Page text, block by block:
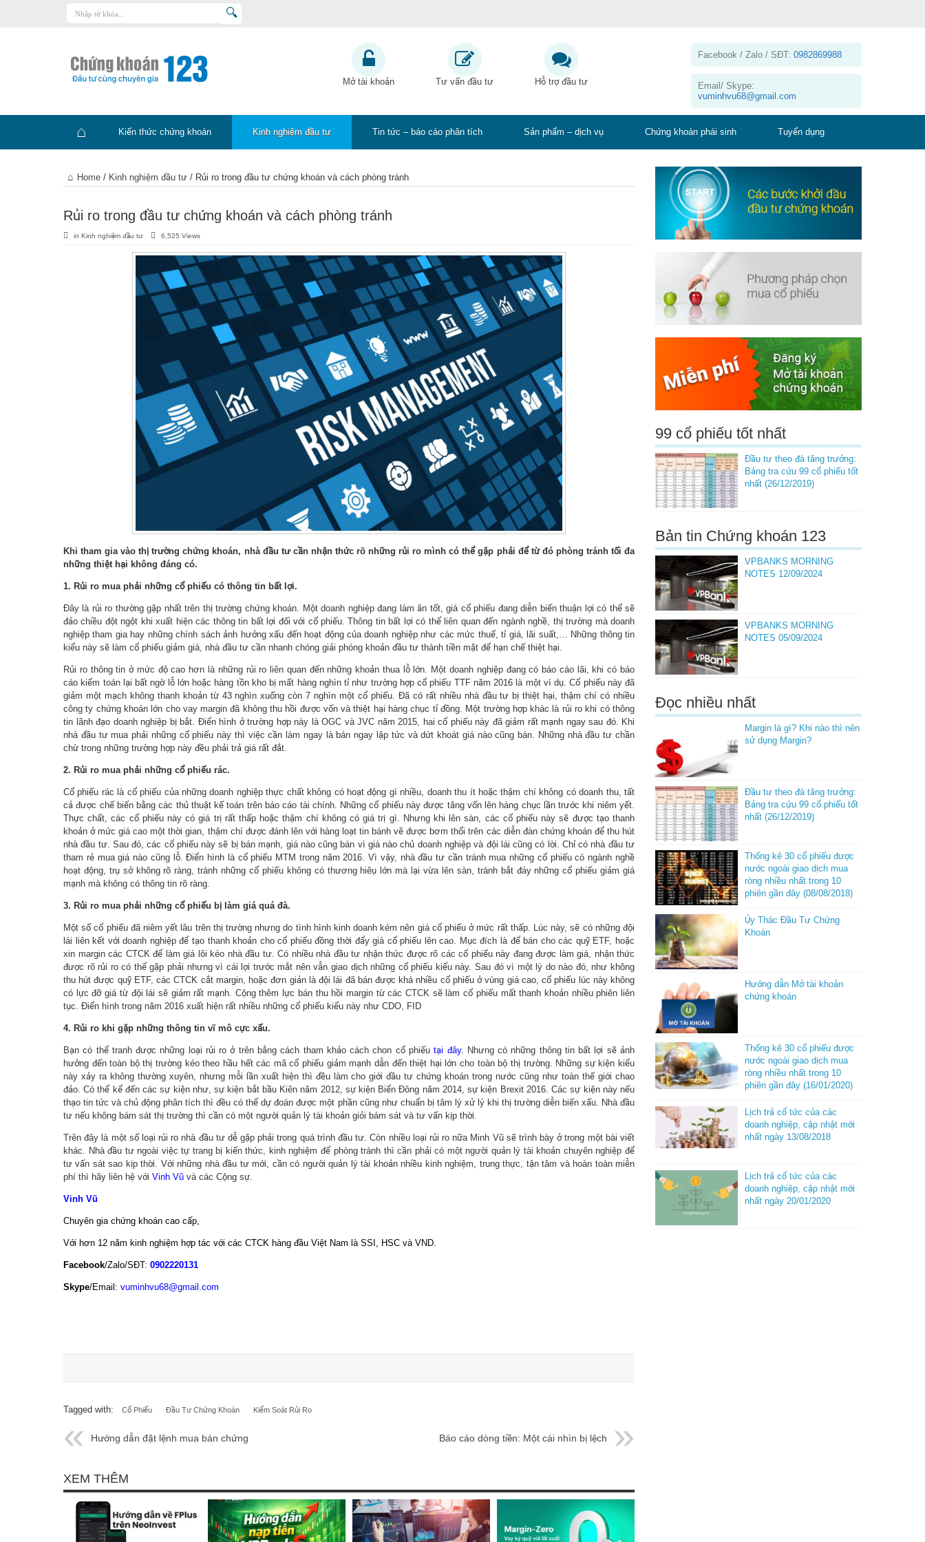
Trang chủ
Kiến thức chứng khoán
Tin tức – báo cáo phân tích
Sản phẩm – dịch vụ
Mở tài khoản Tư vấn đầu tư Hỗ trợ đầu tư
Facebook / Zalo / SĐT: 0982869988
Email/ Skype:
vuminhvu68@gmail.com
Trang
chủ
Kiến thức chứng khoán Kinh nghiệm đầu tư Tin tức – báo cáo phân tích Sản phẩm – dịch vụ Chứng khoán phái sinh Tuyển dụng
Home / Kinh nghiệm đầu tư / Rủi ro trong đầu tư chứng khoán và cách phòng tránh
Rủi ro trong đầu tư chứng khoán và cách phòng tránh
in Kinh nghiệm đầu tư 6,525 Views
Khi tham gia vào thị trường chứng khoán, nhà đầu tư cần nhận thức rõ những rủi ro mình có thể gặp phải để từ đó phòng tránh tối đa
những thiệt hại không đáng có.
1. Rủi ro mua phải những cổ phiếu có thông tin bất lợi.
Đây là rủi ro thường gặp nhất trên thị trường chứng khoán. Một doanh nghiệp đang làm ăn tốt, giá cổ phiếu đang diễn biến thuận lợi có thể sẽ
đảo chiều đột ngột khi xuất hiện các thông tin bất lợi đối với cổ phiếu. Thông tin bất lợi có thể liên quan đến ngành nghề, thị trường mà doanh
nghiệp tham gia hay những chính sách ảnh hưởng xấu đến hoạt động của doanh nghiệp như các mức thuế, tỉ giá, lãi suất,… Những thông tin
kiểu này sẽ làm cổ phiếu giảm giá, nhà đầu tư cần nhanh chóng giải phóng khoản đầu tư thành tiền mặt để hạn chế thiệt hại.
Rủi ro thông tin ở mức độ cao hơn là những rủi ro liên quan đến những khoản thua lỗ lớn. Một doanh nghiệp đang có báo cáo lãi, khi có báo
cáo kiểm toán lại bất ngờ lỗ lớn hoặc hàng tồn kho bị mất hàng nghìn tỉ như trường hợp cổ phiếu TTF năm 2016 là một ví dụ. Cổ phiếu này đã
giảm một mạch không thanh khoản từ 43 nghìn xuống còn 7 nghìn một cổ phiếu. Đã có rất nhiều nhà đầu tư bị thiệt hại, thậm chí có nhiều
công ty chứng khoán lớn cho vay margin đã không thu hồi được vốn và thiệt hại hàng chục tỉ đồng. Một trường hợp khác là rủi ro khi có thông
tin lãnh đạo doanh nghiệp bị bắt. Điển hình ở trường hợp này là OGC và JVC năm 2015, hai cổ phiếu này đã giảm rất mạnh ngay sau đó. Khi
nhà đầu tư mua phải những cổ phiếu này thì việc cần làm ngay là bán ngay lập tức và dứt khoát giá nào cũng bán. Những nhà đầu tư chần
chừ trong những trường hợp này đều phải trả giá rất đắt.
2. Rủi ro mua phải những cổ phiếu rác.
Cổ phiếu rác là cổ phiếu của những doanh nghiệp thực chất không có hoạt động gì nhiều, doanh thu ít hoặc thậm chí không có doanh thu, tất
cả được chế biến bằng các thủ thuật kế toán trên báo cáo tài chính. Những cổ phiếu này được tăng vốn lên hàng chục lần trước khi niêm yết.
Thực chất, các cổ phiếu này có giá trị rất thấp hoặc thậm chí không có giá trị gì. Nhưng khi lên sàn, các cổ phiếu này sẽ được tạo thanh
khoản ở mức giá cao một thời gian, thậm chí được đánh lên với hàng loạt tin bánh vẽ được bơm thổi trên các diễn đàn chứng khoán để thu hút
nhà đầu tư. Sau đó, các cổ phiếu này sẽ bị bán mạnh, giá nào cũng bán vì giá nào chủ doanh nghiệp và đội lái cũng có lời. Chỉ có nhà đầu tư
tham rẻ mua giá nào cũng lỗ. Điển hình là cổ phiếu MTM trong năm 2016. Vì vậy, nhà đầu tư cần tránh mua những cổ phiếu có ngành nghề
hoạt động, trụ sở không rõ ràng, tránh những cổ phiếu không có thương hiêụ lớn mà lại vừa lên sàn, tránh bắt đáy những cổ phiếu giảm giá
mạnh mà không có thông tin rõ ràng.
3. Rủi ro mua phải những cổ phiếu bị làm giá quá đà.
Một số cổ phiếu đã niêm yết lâu trên thị trường nhưng do tình hình kinh doanh kém nên giá cổ phiếu ở mức rất thấp. Lúc này, sẽ có những đội
lái liên kết với doanh nghiệp để tạo thanh khoản cho cổ phiếu đồng thời đẩy giá cổ phiếu lên cao. Mục đích là để bán cho các quỹ ETF, hoặc
xin margin các CTCK để làm giá lôi kéo nhà đầu tư. Có nhiều nhà đầu tư nhận thức được rõ các cổ phiếu này đang được làm giá, nhận thức
được rõ rủi ro có thể gặp phải nhưng vì cái lợi trước mắt nên vẫn giao dịch những cổ phiếu kiểu này. Sau đó vì một lý do nào đó, như không
thu hút được quỹ ETF, các CTCK cắt margin, hoặc đơn giản là đội lái đã bán được khá nhiều cổ phiếu ở vùng giá cao, cổ phiếu lúc này không
có lực đỡ giá từ đội lái sẽ giảm rất mạnh. Cộng thêm lực bán thu hồi margin từ các CTCK sẽ làm cổ phiếu mất thanh khoản nhiều phiên liên
tục. Điển hình trong năm 2016 xuất hiện rất nhiều những cổ phiếu kiểu này như CDO, FID
4. Rủi ro khi gặp những thông tin vĩ mô cực xấu.
Bạn có thể tranh được những loại rủi ro ở trên bằng cách tham khảo cách chon cổ phiếutại đây. Nhưng có những thông tin bất lợi sẽ ảnh
hưởng đến toàn bộ thị trường kéo theo hầu hết các mã cổ phiếu giảm mạnh dẫn đến thiệt hại lớn cho toàn bộ thị trường. Những sự kiện kiểu
này xảy ra không thường xuyên, nhưng mỗi lần xuất hiện thì đều làm cho giới đầu tư chứng khoán trong nước cũng như toàn thế giới chao
đảo. Có thể kể đến các sự kiện như, sự kiện bắt bầu Kiên năm 2012, sự kiện Biển Đông năm 2014, sự kiện Brexit 2016. Các sự kiện này nếu
thạo tin tức và chủ động phân tích thì đều có thể dự đoán được một phần cũng như chuẩn bị tâm lý xử lý khi thị trường diễn biến xấu. Nhà đầu
tư nếu không bám sát thị trường thì cần có một người quản lý tài khoản giỏi bám sát và tư vấn kịp thời.
Trên đây là một số loại rủi ro nhà đầu tư dễ gặp phải trong quá trình đầu tư. Còn nhiều loại rủi ro nữa Minh Vũ sẽ trình bày ở trong một bài viết
khác. Nhà đầu tư ngoài việc tự trang bị kiến thức, kinh nghiệm để phòng tránh thì cần phải có một người quản lý tài khoản chuyên nghiệp để
tư vấn sát sao kịp thời. Với những nhà đầu tư mới, cần có người quản lý tài khoản nhiều kinh nghiệm, trung thực, tận tâm và hoàn toàn miễn
phí thì hãy liên hệ với Vinh Vũ và các Cộng sự.
Vinh Vũ
Chuyên gia chứng khoán cao cấp,
Với hơn 12 năm kinh nghiệm hợp tác với các CTCK hàng đầu Việt Nam là SSI, HSC và VND.
Facebook/Zalo/SĐT: 0902220131
Skype/Email: vuminhvu68@gmail.com
Tagged with: Cổ Phiếu Đầu Tư Chứng Khoán Kiểm Soát Rủi Ro
Hướng dẫn đặt lệnh mua bán chứng
Báo cáo dòng tiền: Một cái nhìn bị lệch
XEM THÊM
99 cổ phiếu tốt nhất
Đầu tư theo đà tăng trưởng:
Bảng tra cứu 99 cổ phiếu tốt
nhất (26/12/2019)
Bản tin Chứng khoán 123
VPBANKS MORNING
NOTES 12/09/2024
VPBANKS MORNING
NOTES 05/09/2024
Đọc nhiều nhất
Margin là gì? Khi nào thì nên
sử dụng Margin?
Đầu tư theo đà tăng trưởng:
Bảng tra cứu 99 cổ phiếu tốt
nhất (26/12/2019)
Thống kê 30 cổ phiếu được
nước ngoài giao dịch mua
ròng nhiều nhất trong 10
phiên gần đây (08/08/2018)
Ủy Thác Đầu Tư Chứng
Khoán
Hướng dẫn Mở tài khoản
chứng khoán
Thống kê 30 cổ phiếu được
nước ngoài giao dịch mua
ròng nhiều nhất trong 10
phiên gần đây (16/01/2020)
Lịch trả cổ tức của các
doanh nghiệp, cập nhật mới
nhất ngày 13/08/2018
Lịch trả cổ tức của các
doanh nghiệp, cập nhật mới
nhất ngày 20/01/2020